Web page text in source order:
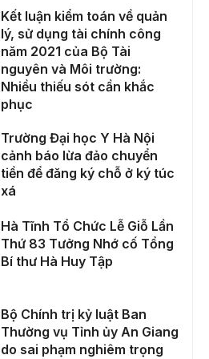
Kết luận kiểm toán về quản
lý, sử dụng tài chính công
năm 2021 của Bộ Tài
nguyên và Môi trường:
Nhiều thiếu sót cần khắc
phục
Trường Đại học Y Hà Nội
cảnh báo lừa đảo chuyển
tiền để đăng ký chỗ ở ký túc
xá
Hà Tĩnh Tổ Chức Lễ Giỗ Lần
Thứ 83 Tưởng Nhớ cố Tổng
Bí thư Hà Huy Tập
Bộ Chính trị kỷ luật Ban
Thường vụ Tỉnh ủy An Giang
do sai phạm nghiêm trọng